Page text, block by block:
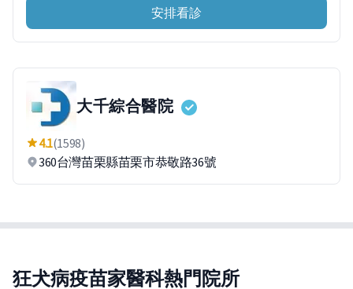
安排看診
大千綜合醫院
4.1(1598)
360台灣苗栗縣苗栗市恭敬路36號
狂犬病疫苗家醫科熱門院所